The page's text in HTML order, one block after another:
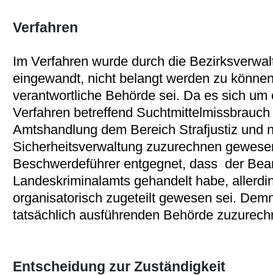
Verfahren
Im Verfahren wurde durch die
eingewandt, nicht belangt werden zu
verantwortliche Behörde sei. Da es sich
Verfahren betreffend
Amtshandlung dem Bereich Strafjustiz und
Sicherheitsverwaltung zuzurechnen
Beschwerdeführer entgegnet, dass der
Landeskriminalamts gehandelt habe,
organisatorisch zugeteilt gewesen sei.
tatsächlich ausführenden Behörde
Entscheidung zur Zuständigkeit